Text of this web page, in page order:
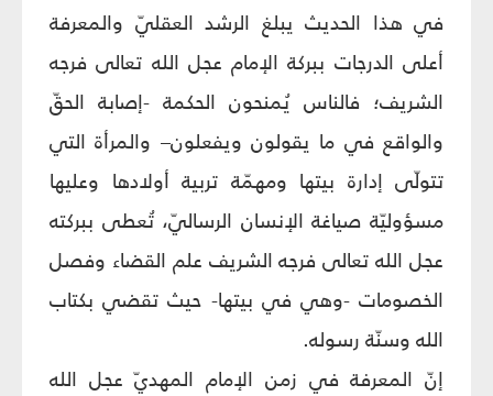
في هذا الحديث يبلغ الرشد العقليّ والمعرفة
أعلى الدرجات ببركة الإمام عجل الله تعالى فرجه
الشريف؛ فالناس يُمنحون الحكمة -إصابة الحقّ
والواقع في ما يقولون ويفعلون– والمرأة التي
تتولّى إدارة بيتها ومهمّة تربية أولادها وعليها
مسؤوليّة صياغة الإنسان الرساليّ، تُعطى ببركته
عجل الله تعالى فرجه الشريف علم القضاء وفصل
الخصومات -وهي في بيتها- حيث تقضي بكتاب
الله وسنّة رسوله.
إنّ المعرفة في زمن الإمام المهديّ عجل الله